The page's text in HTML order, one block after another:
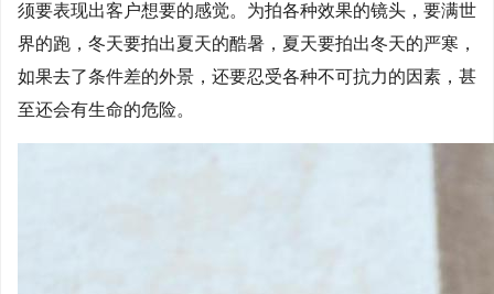
须要表现出客户想要的感觉。为拍各种效果的镜头，要满世
界的跑，冬天要拍出夏天的酷暑，夏天要拍出冬天的严寒，
如果去了条件差的外景，还要忍受各种不可抗力的因素，甚
至还会有生命的危险。